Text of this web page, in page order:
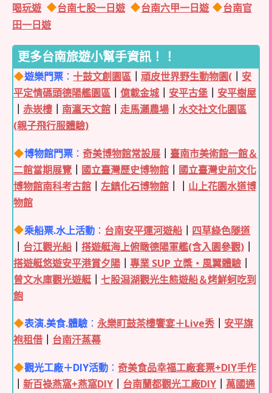
喝玩遊
台南七股一日遊 台南六甲一日遊
台南官
田一日遊
更多台南旅遊小幫手資訊！！
遊樂門票 ： 十鼓文創園區 ｜頑皮世界野生動物園(
安
平定情碼頭德陽艦園區
億載金城 安平古堡
安平樹屋
赤崁樓 南瀛天文館 走馬瀨農場
水交社文化園區
(親子飛行服體驗)
博物館門票 ：奇美博物館常設展
臺南市美術館一館＆
二館當期展覽
國立臺灣歷史博物館
國立臺灣史前文化
博物館南科考古館
左鎮化石博物館
山上花園水道博
物館
乘船票.水上活動 ： 台南安平運河遊船 ｜ 四草綠色隧道
｜ 台江觀光船 ｜ 搭遊艇海上俯瞰德陽軍艦(含入園參觀) ｜
搭遊艇悠遊安平港賞夕陽 ｜ 專業 SUP 立槳・風翼體驗 ｜
曾文水庫觀光遊艇 ｜ 七股潟湖觀光生態遊船＆烤鮮蚵吃到
飽
表演.美食.體驗 ：永樂町鼓茶樓饗宴＋Live秀
安平旗
袍租借
台南汗蒸幕
觀光工廠＋DIY活動 ：奇美食品幸福工廠套票+DIY手作
新百祿燕窩+燕窩DIY 台南蘭都觀光工廠DIY
萬國通